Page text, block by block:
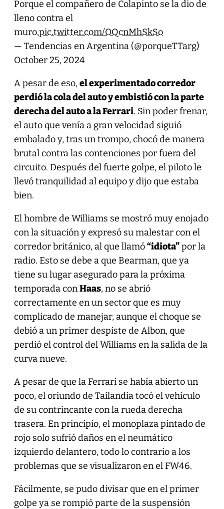
Porque el compañero de Colapinto se la dio de
lleno contra el
muro.pic.twitter.com/OQcnMhSkSo
— Tendencias en Argentina (@porqueTTarg)
October 25, 2024
A pesar de eso,el experimentado corredor
perdió la cola del auto y embistió con la parte
derecha del auto a la Ferrari. Sin poder frenar,
el auto que venía a gran velocidad siguió
embalado y, tras un trompo, chocó de manera
brutal contra las contenciones por fuera del
circuito. Después del fuerte golpe, el piloto le
llevó tranquilidad al equipo y dijo que estaba
bien.
El hombre de Williams se mostró muy enojado
con la situación y expresó su malestar con el
corredor británico, al que llamó“idiota”por la
radio. Esto se debe a que Bearman, que ya
tiene su lugar asegurado para la próxima
temporada conHaas, no se abrió
correctamente en un sector que es muy
complicado de manejar, aunque el choque se
debió a un primer despiste de Albon, que
perdió el control del Williams en la salida de la
curva nueve.
A pesar de que la Ferrari se había abierto un
poco, el oriundo de Tailandia tocó el vehículo
de su contrincante con la rueda derecha
trasera. En principio, el monoplaza pintado de
rojo solo sufrió daños en el neumático
izquierdo delantero, todo lo contrario a los
problemas que se visualizaron en el FW46.
Fácilmente, se pudo divisar que en el primer
golpe ya se rompió parte de la suspensión